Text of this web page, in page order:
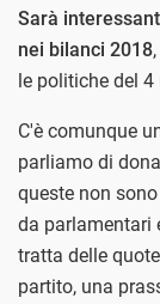
Sarà
nei bilanci 2018
le politiche del 4
C'è comunque
parliamo di
queste non
da parlamentari
tratta delle
partito, una